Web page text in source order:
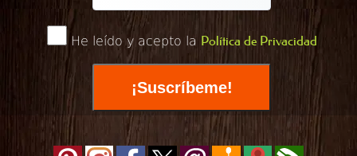
He leído y acepto la Política de Privacidad